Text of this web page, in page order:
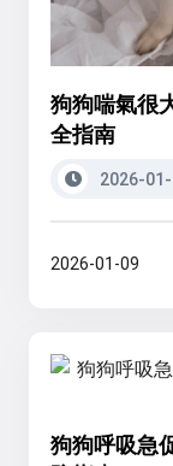
狗狗喘氣很
全指南
2026-
2026-01-09
狗狗呼吸急